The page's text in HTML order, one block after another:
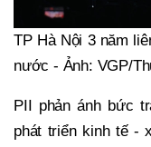
TP Hà Nội 3 năm
nước - Ảnh: VGP/
PII phản ánh bức
phát triển kinh tế -